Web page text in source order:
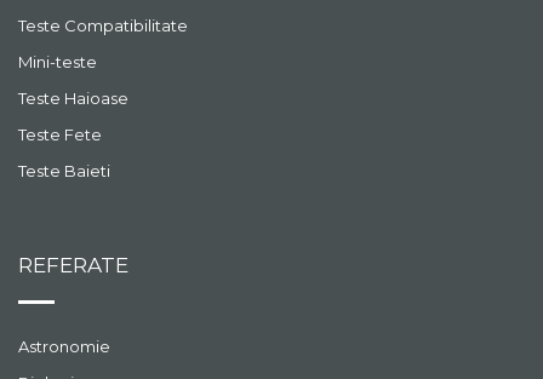
Teste Compatibilitate
Mini-teste
Teste Haioase
Teste Fete
Teste Baieti
REFERATE
Astronomie